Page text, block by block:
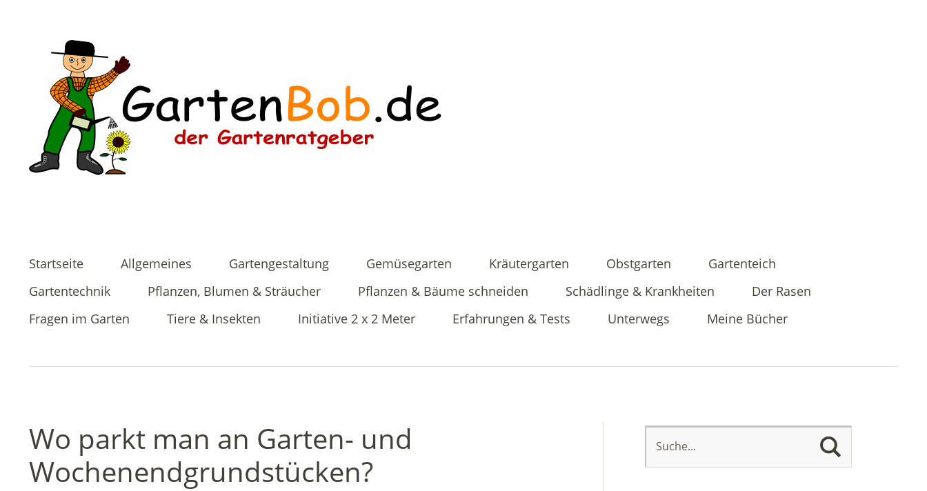
Startseite Allgemeines Gartengestaltung Gemüsegarten Kräutergarten Obstgarten
Gartenteich
Gartentechnik
Pflanzen, Blumen & Sträucher Pflanzen & Bäume schneiden Schädlinge & Krankheiten
Der Rasen
Fragen im Garten
Tiere & Insekten Initiative 2 x 2 Meter Erfahrungen & Tests Unterwegs Meine Bücher
Wo parkt man an Garten- und
Wochenendgrundstücken?